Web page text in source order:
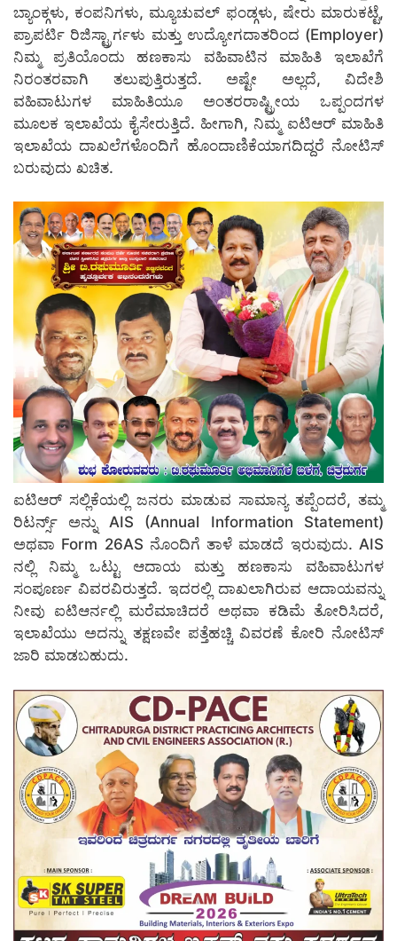
ಬ್ಯಾಂಕ್ಗಳು, ಕಂಪನಿಗಳು, ಮ್ಯೂಚುವಲ್ ಫಂಡ್ಗಳು, ಷೇರು ಮಾರುಕಟ್ಟೆ,
ಪ್ರಾಪರ್ಟಿ ರಿಜಿಸ್ಟ್ರಾರ್ಗಳು ಮತ್ತು ಉದ್ಯೋಗದಾತರಿಂದ (Employer)
ನಿಮ್ಮ ಪ್ರತಿಯೊಂದು ಹಣಕಾಸು ವಹಿವಾಟಿನ ಮಾಹಿತಿ ಇಲಾಖೆಗೆ
ನಿರಂತರವಾಗಿ ತಲುಪುತ್ತಿರುತ್ತದೆ. ಅಷ್ಟೇ ಅಲ್ಲದೆ, ವಿದೇಶಿ
ವಹಿವಾಟುಗಳ ಮಾಹಿತಿಯೂ ಅಂತರರಾಷ್ಟ್ರೀಯ ಒಪ್ಪಂದಗಳ
ಮೂಲಕ ಇಲಾಖೆಯ ಕೈಸೇರುತ್ತಿದೆ. ಹೀಗಾಗಿ, ನಿಮ್ಮ ಐಟಿಆರ್ ಮಾಹಿತಿ
ಇಲಾಖೆಯ ದಾಖಲೆಗಳೊಂದಿಗೆ ಹೊಂದಾಣಿಕೆಯಾಗದಿದ್ದರೆ ನೋಟಿಸ್
ಬರುವುದು ಖಚಿತ.
ಐಟಿಆರ್ ಸಲ್ಲಿಕೆಯಲ್ಲಿ ಜನರು ಮಾಡುವ ಸಾಮಾನ್ಯ ತಪ್ಪೆಂದರೆ, ತಮ್ಮ
ರಿಟರ್ನ್ಸ್ ಅನ್ನು AIS (Annual Information Statement)
ಅಥವಾ Form 26AS ನೊಂದಿಗೆ ತಾಳೆ ಮಾಡದೆ ಇರುವುದು. AIS
ನಲ್ಲಿ ನಿಮ್ಮ ಒಟ್ಟು ಆದಾಯ ಮತ್ತು ಹಣಕಾಸು ವಹಿವಾಟುಗಳ
ಸಂಪೂರ್ಣ ವಿವರವಿರುತ್ತದೆ. ಇದರಲ್ಲಿ ದಾಖಲಾಗಿರುವ ಆದಾಯವನ್ನು
ನೀವು ಐಟಿಆರ್ನಲ್ಲಿ ಮರೆಮಾಚಿದರೆ ಅಥವಾ ಕಡಿಮೆ ತೋರಿಸಿದರೆ,
ಇಲಾಖೆಯು ಅದನ್ನು ತಕ್ಷಣವೇ ಪತ್ತೆಹಚ್ಚಿ ವಿವರಣೆ ಕೋರಿ ನೋಟಿಸ್
ಜಾರಿ ಮಾಡಬಹುದು.